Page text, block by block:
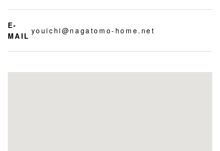
E-
MAIL
youichi@nagatomo-home.net